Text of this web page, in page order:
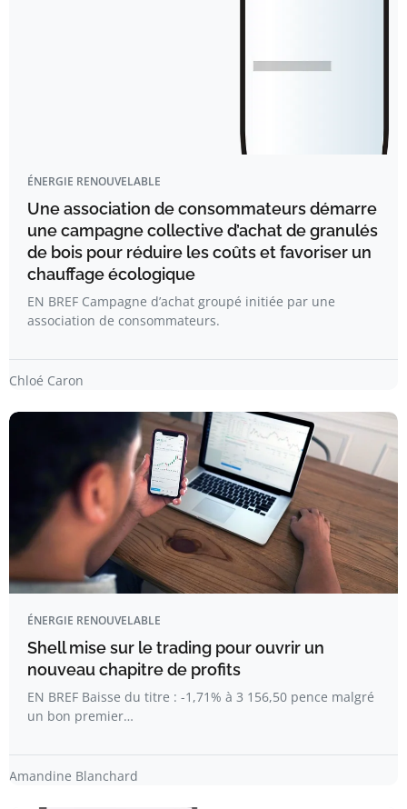
ÉNERGIE RENOUVELABLE
Une association de consommateurs démarre
une campagne collective d’achat de granulés
de bois pour réduire les coûts et favoriser un
chauffage écologique
EN BREF Campagne d’achat groupé initiée par une
association de consommateurs.
Chloé Caron
ÉNERGIE RENOUVELABLE
Shell mise sur le trading pour ouvrir un
nouveau chapitre de profits
EN BREF Baisse du titre : -1,71% à 3 156,50 pence malgré
un bon premier…
Amandine Blanchard